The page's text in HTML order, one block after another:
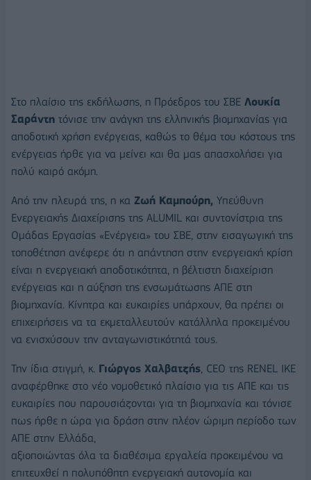
Στο πλαίσιο της εκδήλωσης, η Πρόεδρος του ΣΒΕ Λουκία
Σαράντη τόνισε την ανάγκη της ελληνικής βιομηχανίας για
αποδοτική χρήση ενέργειας, καθώς το θέμα του κόστους της
ενέργειας ήρθε για να μείνει και θα μας απασχολήσει για
πολύ καιρό ακόμη.
Από την πλευρά της, η κα Ζωή Καμπούρη, Υπεύθυνη
Ενεργειακής Διαχείρισης της ALUMIL και συντονίστρια της
Ομάδας Εργασίας «Ενέργεια» του ΣΒΕ, στην εισαγωγική της
τοποθέτηση ανέφερε ότι η απάντηση στην ενεργειακή κρίση
είναι η ενεργειακή αποδοτικότητα, η βέλτιστη διαχείριση
ενέργειας και η αύξηση της ενσωμάτωσης ΑΠΕ στη
βιομηχανία. Κίνητρα και ευκαιρίες υπάρχουν, θα πρέπει οι
επιχειρήσεις να τα εκμεταλλευτούν κατάλληλα προκειμένου
να ενισχύσουν την ανταγωνιστικότητά τους.
Την ίδια στιγμή, κ. Γιώργος Χαλβατζής , CEO της RENEL IKE
αναφέρθηκε στο νέο νομοθετικό πλαίσιο για τις ΑΠΕ και τις
ευκαιρίες που παρουσιάζονται για τη βιομηχανία και τόνισε
πως ήρθε η ώρα για δράση στην πλέον ώριμη περίοδο των
ΑΠΕ στην Ελλάδα,
αξιοποιώντας όλα τα διαθέσιμα εργαλεία προκειμένου να
επιτευχθεί η πολυπόθητη ενεργειακή αυτονομία και